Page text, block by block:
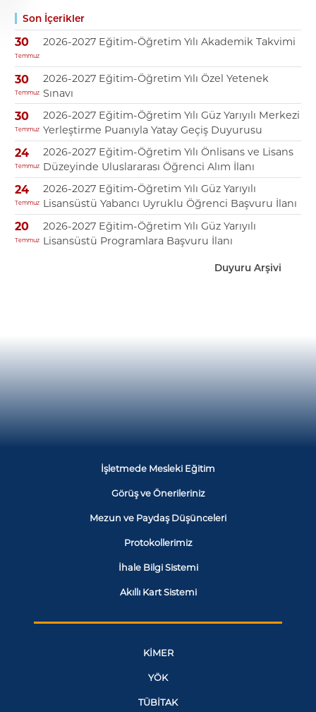
Son İçerikler
30
Temmuz
2026-2027 Eğitim-Öğretim Yılı Akademik Takvimi
30
Temmuz
2026-2027 Eğitim-Öğretim Yılı Özel Yetenek
Sınavı
30
Temmuz
2026-2027 Eğitim-Öğretim Yılı Güz Yarıyılı Merkezi
Yerleştirme Puanıyla Yatay Geçiş Duyurusu
24
Temmuz
2026-2027 Eğitim-Öğretim Yılı Önlisans ve Lisans
Düzeyinde Uluslararası Öğrenci Alım İlanı
24
Temmuz
2026-2027 Eğitim-Öğretim Yılı Güz Yarıyılı
Lisansüstü Yabancı Uyruklu Öğrenci Başvuru İlanı
20
Temmuz
2026-2027 Eğitim-Öğretim Yılı Güz Yarıyılı
Lisansüstü Programlara Başvuru İlanı
Duyuru Arşivi
İşletmede Mesleki Eğitim
Görüş ve Önerileriniz
Mezun ve Paydaş Düşünceleri
Protokollerimiz
İhale Bilgi Sistemi
Akıllı Kart Sistemi
KİMER
YÖK
TÜBİTAK